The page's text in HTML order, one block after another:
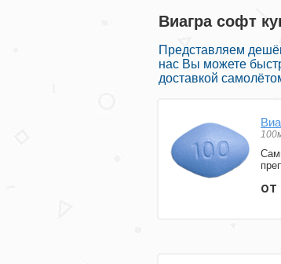
Виагра софт
Представляем
нас Вы можете
доставкой